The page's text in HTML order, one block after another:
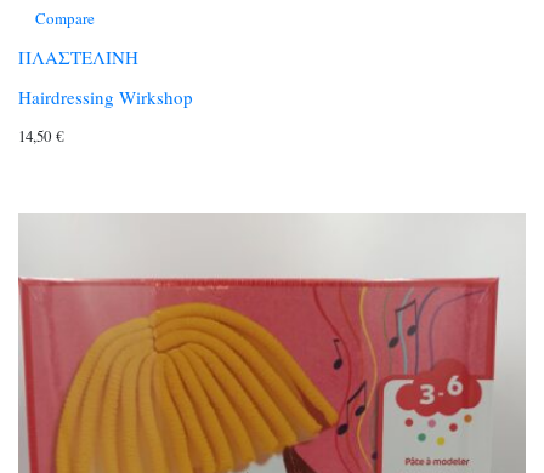
Compare
ΠΛΑΣΤΕΛΙΝΗ
Hairdressing Wirkshop
14,50 €